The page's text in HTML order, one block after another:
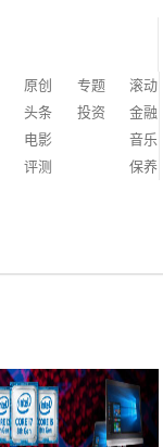
原创 专题
滚动
头条 投资
金融
电影
音乐
评测
保养